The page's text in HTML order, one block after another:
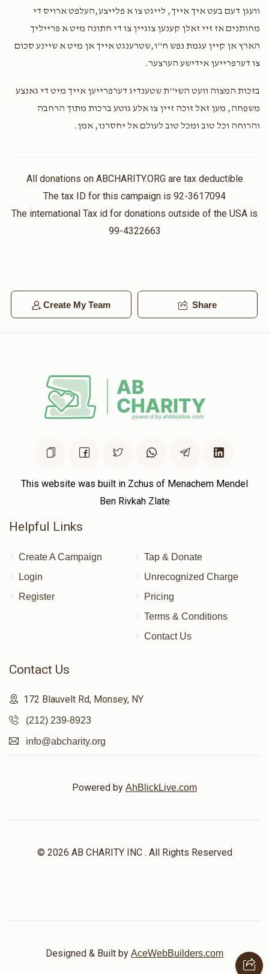
וועגן דעם בעט איך אייך, לייגט צו א פלייצע,העלפט ארויס די
מחותנים אז זיי זאלן קענען צוגיין צו די חתונה מיט א פרייליך
הארץ אן קיין עגמת נפש ח''ו,שטרענגט אייך אן מיט א שיינע סכום
צו דערפרייען אידישע הערצער.
בזכות המצוה וועט השי''ת שטענדיג דערפרייען אייך מיט די גאנצע
משפחה, מען זאל זוכה זיין צו אלע גוטע ברכות מתוך הרחבה
והרוחה וכל טוב ומכל טוב לעולם אל יחסרנו, אמן.
All donations on ABCHARITY.ORG are tax deductible
The tax ID for this campaign is 92-3617094
The international Tax id for donations outside of the USA is
99-4322663
Create My Team Share
This website was built in Zchus of Menachem Mendel
Ben Rivkah Zlate
Helpful Links
Create A Campaign
Login
Register
Tap & Donate
Unrecognized Charge
Pricing
Terms & Conditions
Contact Us
Contact Us
172 Blauvelt Rd, Monsey, NY
(212) 239-8923
info@abcharity.org
Powered by AhBlickLive.com
© 2026 AB CHARITY INC . All Rights Reserved
Designed & Built by AceWebBuilders.com